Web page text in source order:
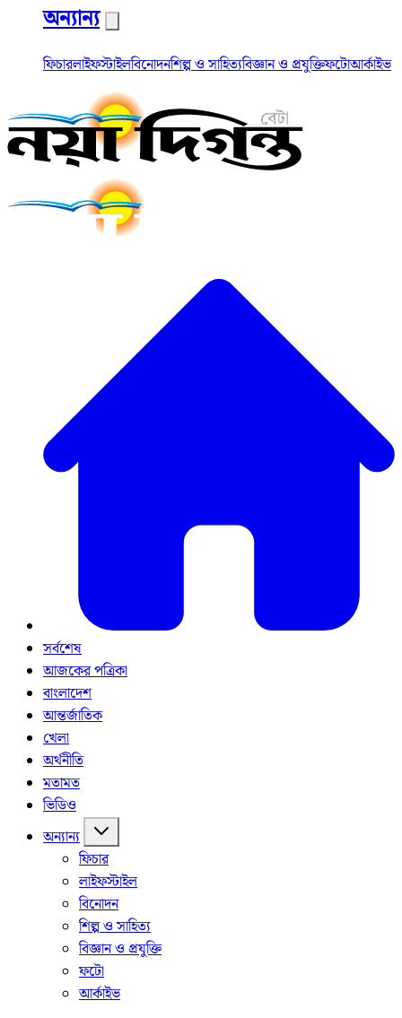
অন্যান্য
ফিচারলাইফস্টাইলবিনোদনশিল্প ও সাহিত্যবিজ্ঞান ও প্রযুক্তিফটোআর্কাইভ
সর্বশেষ
আজকের পত্রিকা
বাংলাদেশ
আন্তর্জাতিক
খেলা
অর্থনীতি
মতামত
ভিডিও
অন্যান্য
ফিচার
লাইফস্টাইল
বিনোদন
শিল্প ও সাহিত্য
বিজ্ঞান ও প্রযুক্তি
ফটো
আর্কাইভ